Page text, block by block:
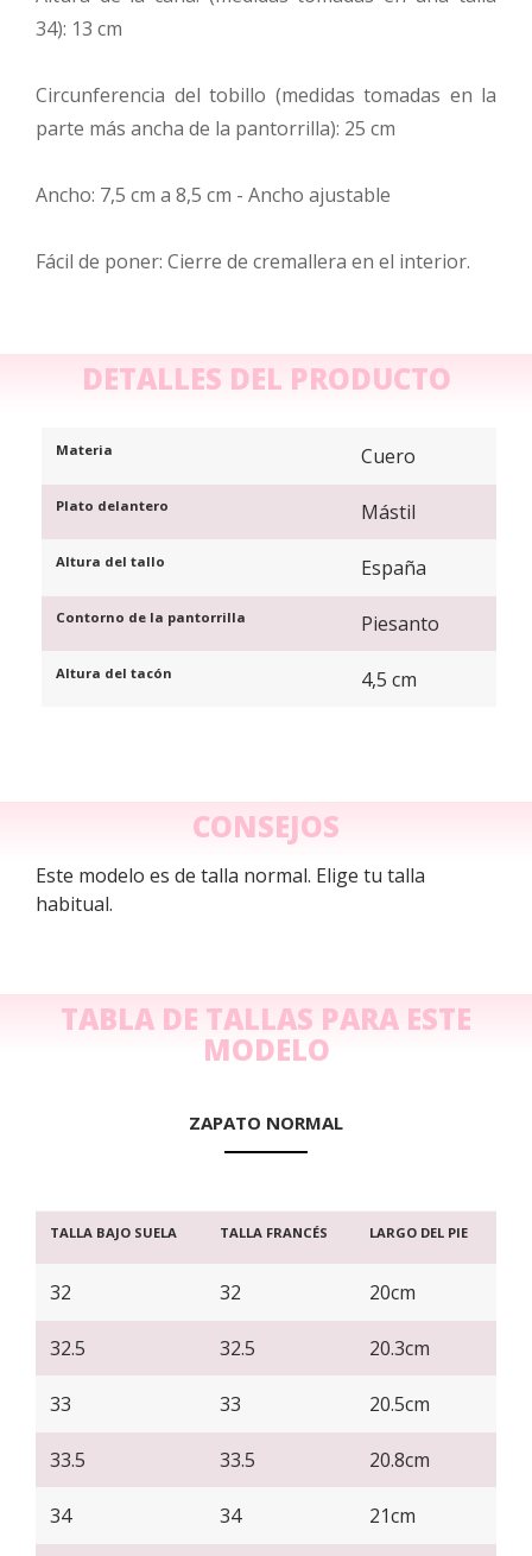
34): 13 cm
Circunferencia del tobillo (medidas tomadas en la
parte más ancha de la pantorrilla): 25 cm
Ancho: 7,5 cm a 8,5 cm - Ancho ajustable
Fácil de poner: Cierre de cremallera en el interior.
DETALLES DEL PRODUCTO
Materia Cuero
Plato delantero Mástil
Altura del tallo España
Contorno de la pantorrilla Piesanto
Altura del tacón 4,5 cm
CONSEJOS
Este modelo es de talla normal. Elige tu talla
habitual.
TABLA DE TALLAS PARA ESTE
MODELO
ZAPATO NORMAL
TALLA BAJO SUELA TALLA FRANCÉS LARGO DEL PIE
32 32 20cm
32.5 32.5 20.3cm
33 33 20.5cm
33.5 33.5 20.8cm
34 34 21cm